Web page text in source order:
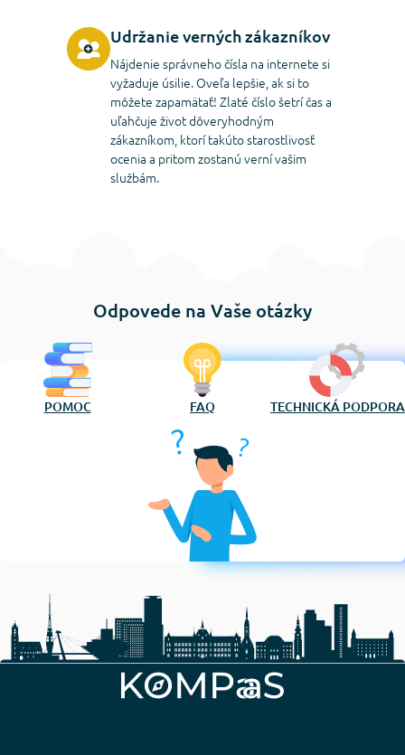
Udržanie verných zákazníkov
Nájdenie správneho čísla na internete si
vyžaduje úsilie. Oveľa lepšie, ak si to
môžete zapamätať! Zlaté číslo šetrí čas a
uľahčuje život dôveryhodným
zákazníkom, ktorí takúto starostlivosť
ocenia a pritom zostanú verní vašim
službám.
Odpovede na Vaše otázky
POMOC FAQ TECHNICKÁ PODPORA